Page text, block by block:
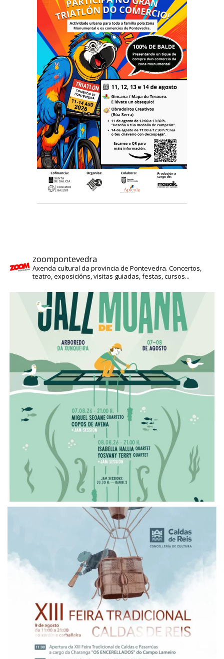
zoompontevedra
Axenda cultural da provincia de Pontevedra. Concertos,
teatro, exposicións, visitas guiadas, festas, cursos...